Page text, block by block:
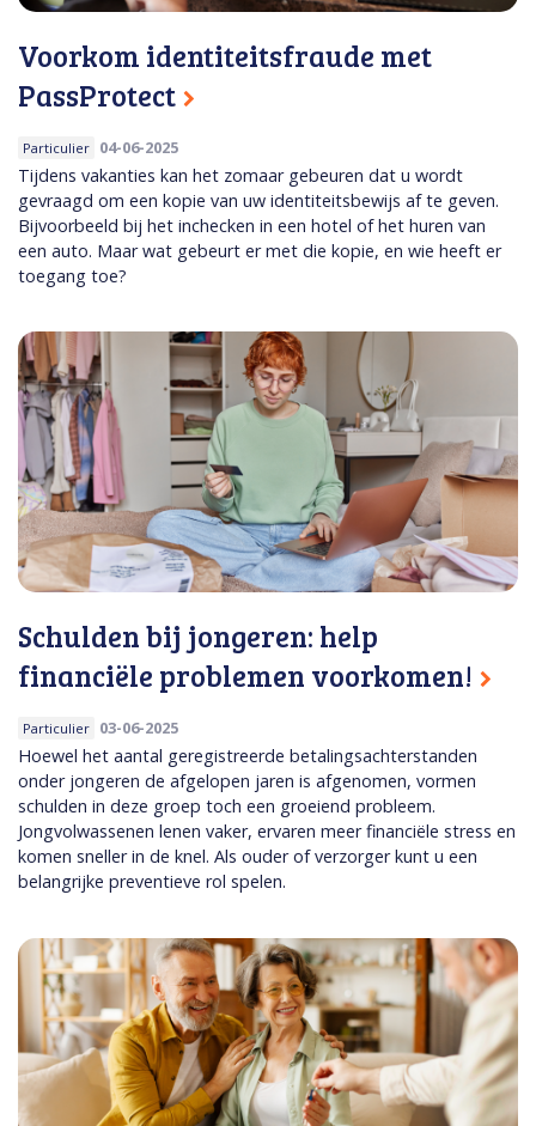
Voorkom identiteitsfraude met
PassProtect
Particulier 04-06-2025
Tijdens vakanties kan het zomaar gebeuren dat u wordt
gevraagd om een kopie van uw identiteitsbewijs af te geven.
Bijvoorbeeld bij het inchecken in een hotel of het huren van
een auto. Maar wat gebeurt er met die kopie, en wie heeft er
toegang toe?
Schulden bij jongeren: help
financiële problemen voorkomen!
Particulier 03-06-2025
Hoewel het aantal geregistreerde betalingsachterstanden
onder jongeren de afgelopen jaren is afgenomen, vormen
schulden in deze groep toch een groeiend probleem.
Jongvolwassenen lenen vaker, ervaren meer financiële stress en
komen sneller in de knel. Als ouder of verzorger kunt u een
belangrijke preventieve rol spelen.